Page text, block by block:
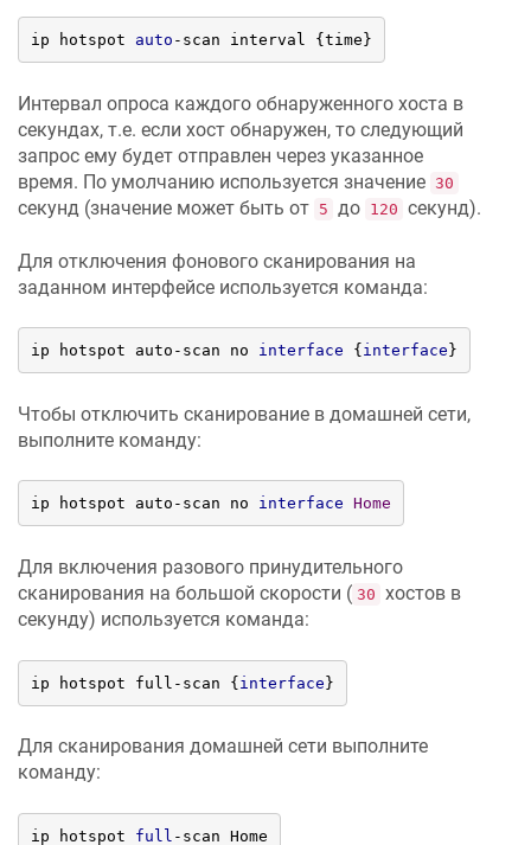
ip hotspot auto -scan interval {time}
Интервал опроса каждого обнаруженного хоста в
секундах, т.е. если хост обнаружен, то следующий
запрос ему будет отправлен через указанное
время. По умолчанию используется значение 30
секунд (значение может быть от 5 до 120 секунд).
Для отключения фонового сканирования на
заданном интерфейсе используется команда:
ip hotspot auto-scan no interface { interface }
Чтобы отключить сканирование в домашней сети,
выполните команду:
ip hotspot auto-scan no interface Home
Для включения разового принудительного
сканирования на большой скорости ( 30 хостов в
секунду) используется команда:
ip hotspot full-scan {interface}
Для сканирования домашней сети выполните
команду:
ip hotspot full - scan Home